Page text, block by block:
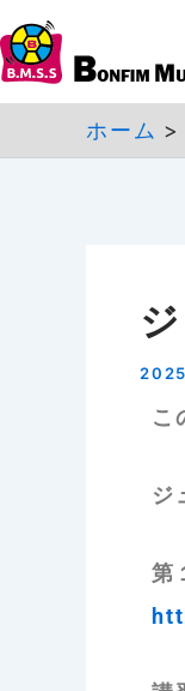
内
容
を
ホーム
こ
ジ
第